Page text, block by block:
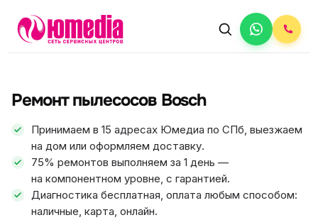
Ремонт пылесосов Bosch
Принимаем в 15 адресах Юмедиа по СПб, выезжаем
на дом или оформляем доставку.
75% ремонтов выполняем за 1 день —
на компонентном уровне, с гарантией.
Диагностика бесплатная, оплата любым способом:
наличные, карта, онлайн.
ФИКС ЦЕНА
АВТОРИЗОВАННЫЙ СЕРВИС